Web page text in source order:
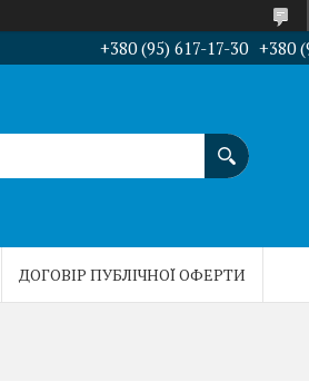
+380 (95) 617-17-30 +380
ДОГОВІР ПУБЛІЧНОЇ ОФЕРТИ